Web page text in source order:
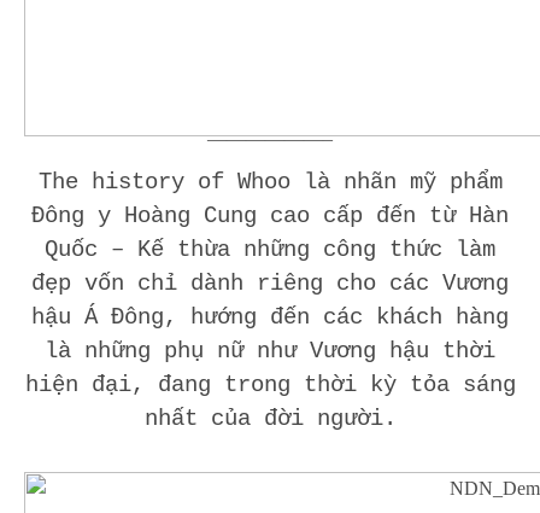
——————–
The history of Whoo là nhãn mỹ phẩm
Đông y Hoàng Cung cao cấp đến từ Hàn
Quốc – Kế thừa những công thức làm
đẹp vốn chỉ dành riêng cho các Vương
hậu Á Đông, hướng đến các khách hàng
là những phụ nữ như Vương hậu thời
hiện đại, đang trong thời kỳ tỏa sáng
nhất của đời người.